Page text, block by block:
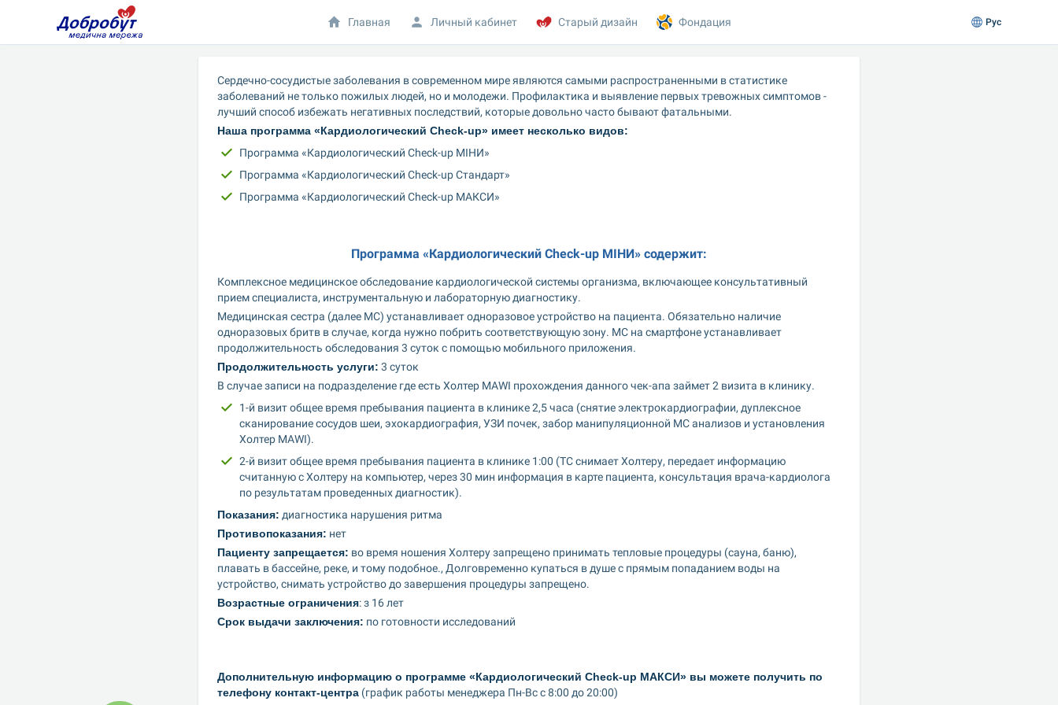
Сердечно-сосудистые заболевания в современном мире являются самыми распространенными в статистике
заболеваний не только пожилых людей, но и молодежи. Профилактика и выявление первых тревожных симптомов -
лучший способ избежать негативных последствий, которые довольно часто бывают фатальными.
Наша программа «Кардиологический Check-up» имеет несколько видов:
Программа «Кардиологический Check-up MIНИ»
Программа «Кардиологический Check-up Стандарт»
Программа «Кардиологический Check-up МАКСИ»
Программа «Кардиологический Check-up MIНИ» содержит:
Комплексное медицинское обследование кардиологической системы организма, включающее консультативный
прием специалиста, инструментальную и лабораторную диагностику.
Медицинская сестра (далее МС) устанавливает одноразовое устройство на пациента. Обязательно наличие
одноразовых бритв в случае, когда нужно побрить соответствующую зону. МС на смартфоне устанавливает
продолжительность обследования 3 суток с помощью мобильного приложения.
Продолжительность услуги: 3 суток
В случае записи на подразделение где есть Холтер MAWI прохождения данного чек-апа займет 2 визита в клинику.
1-й визит общее время пребывания пациента в клинике 2,5 часа (снятие электрокардиографии, дуплексное
сканирование сосудов шеи, эхокардиография, УЗИ почек, забор манипуляционной МС анализов и установления
Холтер MAWI).
2-й визит общее время пребывания пациента в клинике 1:00 (ТС снимает Холтеру, передает информацию
считанную с Холтеру на компьютер, через 30 мин информация в карте пациента, консультация врача-кардиолога
по результатам проведенных диагностик).
Показания: диагностика нарушения ритма
Противопоказания: нет
Пациенту запрещается: во время ношения Холтеру запрещено принимать тепловые процедуры (сауна, баню),
плавать в бассейне, реке, и тому подобное., Долговременно купаться в душе с прямым попаданием воды на
устройство, снимать устройство до завершения процедуры запрещено.
Возрастные ограничения: з 16 лет
Срок выдачи заключения: по готовности исследований
Дополнительную информацию о программе «Кардиологический Check-up МАКСИ» вы можете получить по
телефону контакт-центра (график работы менеджера Пн-Вс с 8:00 до 20:00)
Главная Личный кабинет Старый дизайн Фондация Рус